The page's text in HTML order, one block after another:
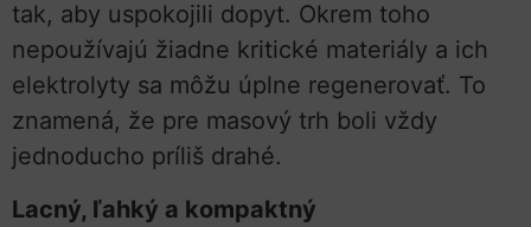
tak, aby uspokojili dopyt. Okrem toho
nepoužívajú žiadne kritické materiály a ich
elektrolyty sa môžu úplne regenerovať. To
znamená, že pre masový trh boli vždy
jednoducho príliš drahé.
Lacný, ľahký a kompaktný